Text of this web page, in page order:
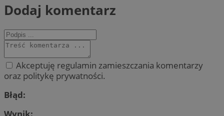
Dodaj komentarz
Akceptuję regulamin zamieszczania komentarzy
oraz politykę prywatności.
Błąd: